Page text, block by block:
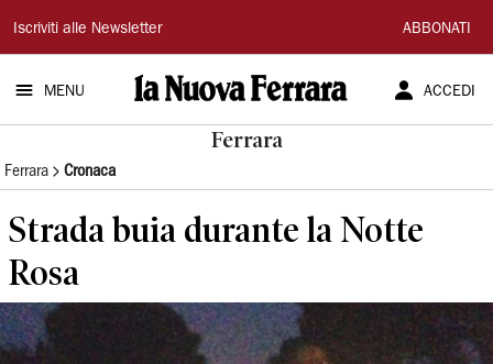
La
Nuova
Ferrara
Iscriviti alle Newsletter ABBONATI
MENU ACCEDI
Ferrara
Ferrara Cronaca
Strada buia durante la Notte
Rosa